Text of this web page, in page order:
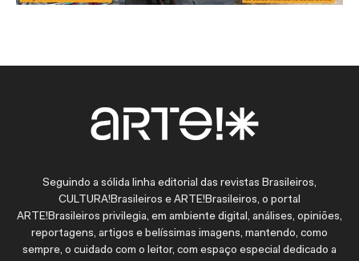
Seguindo a sólida linha editorial das revistas Brasileiros,
CULTURA!Brasileiros e ARTE!Brasileiros, o portal
ARTE!Brasileiros privilegia, em ambiente digital, análises, opiniões,
reportagens, artigos e belíssimas imagens, mantendo, como
sempre, o cuidado com o leitor, com espaço especial dedicado a